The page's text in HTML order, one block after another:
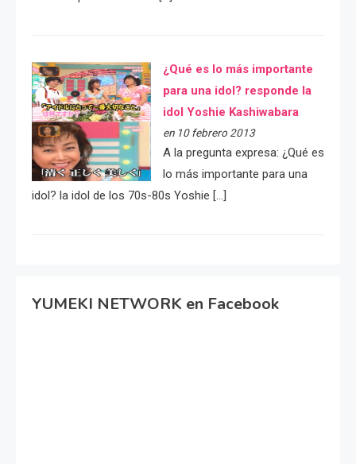
¿Qué es lo más importante
para una idol? responde la
idol Yoshie Kashiwabara
en 10 febrero 2013
A la pregunta expresa: ¿Qué es
lo más importante para una
idol? la idol de los 70s-80s Yoshie […]
YUMEKI NETWORK en Facebook